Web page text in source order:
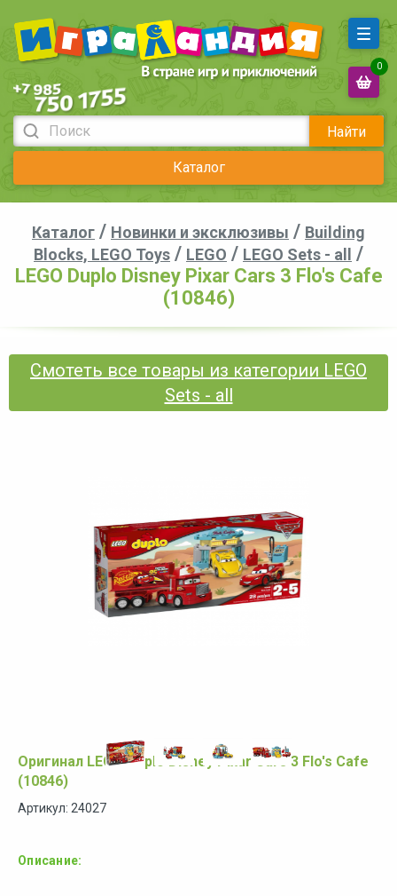
Найти
Каталог
0
Каталог / Новинки и эксклюзивы / Building
Blocks, LEGO Toys / LEGO / LEGO Sets - all
/
LEGO Duplo Disney Pixar Cars 3 Flo's Cafe
(10846)
Смотеть все товары из категории LEGO
Sets - all
Оригинал LEGO Duplo Disney Pixar Cars 3 Flo's Cafe
(10846)
Артикул: 24027
Описание: